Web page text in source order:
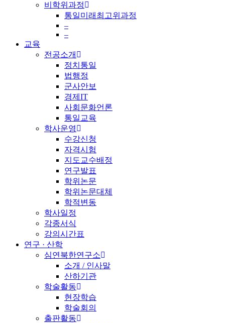
비학위과정
통일미래최고위과정
–
–
교육
전공소개
정치통일
법행정
군사안보
경제IT
사회문화언론
통일교육
학사운영
수강신청
자격시험
지도교수배정
연구발표
학위논문
학위논문대체
학적변동
학사일정
각종서식
강의시간표
연구 · 산학
심연북한연구소
소개 / 인사말
산하기관
학술활동
현장학습
학술회의
출판활동